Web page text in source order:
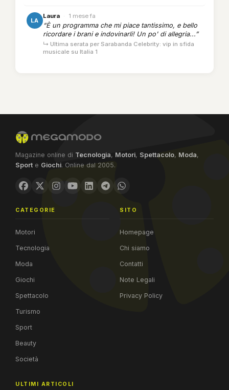
LA
Laura · 1 mese fa
“È un programma che mi piace tantissimo, e bello
ricordare i brani e indovinarli! Un po' di allegria...”
↳ Ultima serata per Sarabanda Celebrity: vip in sfida
musicale su Italia 1
Magazine online di Tecnologia, Motori, Spettacolo, Moda,
Sport e Giochi. Online dal 2005.
CATEGORIE
Motori
Tecnologia
Moda
Giochi
Spettacolo
Turismo
Sport
Beauty
Società
SITO
Homepage
Chi siamo
Contatti
Note Legali
Privacy Policy
ULTIMI ARTICOLI